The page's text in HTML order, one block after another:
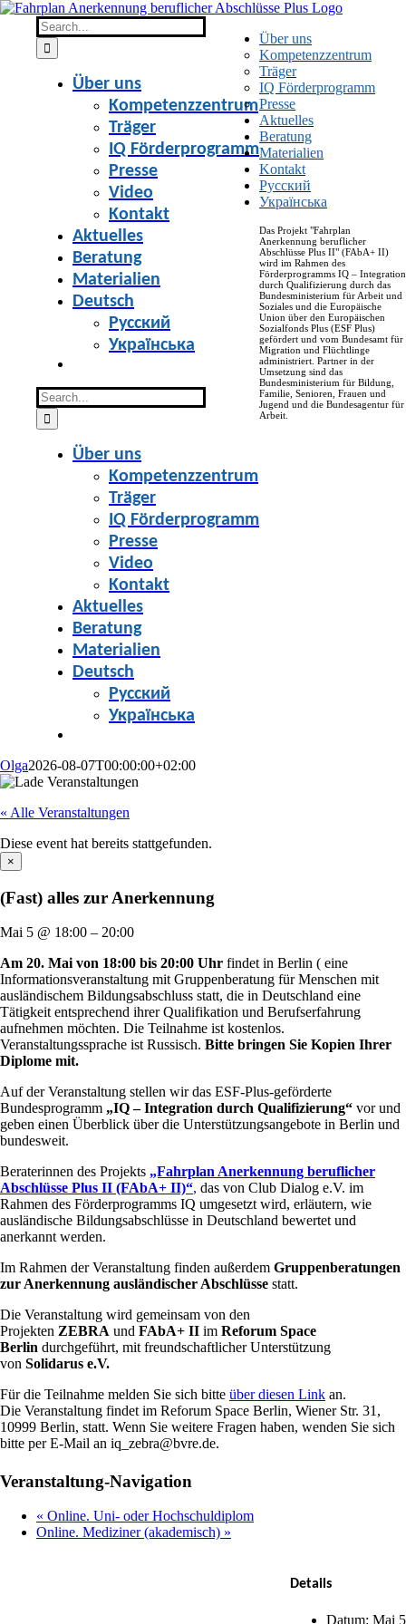
Skip
content
Search
for:
Über uns
Kompetenzzentrum
Träger
IQ Förderprogramm
Presse
Video
Kontakt
Aktuelles
Beratung
Materialien
Deutsch
Русский
Українська
Search
for:
Über uns
Kompetenzzentrum
Träger
IQ Förderprogramm
Presse
Video
Kontakt
Aktuelles
Beratung
Materialien
Deutsch
Русский
Українська
Über uns
Kompetenzzentrum
Träger
IQ Förderprogramm
Presse
Aktuelles
Beratung
Materialien
Kontakt
Русский
Українська
Olga2026-08-07T00:00:00+02:00
« Alle Veranstaltungen
Diese event hat bereits stattgefunden.
×
(Fast) alles zur Anerkennung
Mai 5 @ 18:00 – 20:00
Am 20. Mai von 18:00 bis 20:00 Uhr findet in Berlin ( eine
Informationsveranstaltung mit Gruppenberatung für Menschen mit
ausländischem Bildungsabschluss statt, die in Deutschland eine
Tätigkeit entsprechend ihrer Qualifikation und Berufserfahrung
aufnehmen möchten. Die Teilnahme ist kostenlos.
Veranstaltungssprache ist Russisch. Bitte bringen Sie Kopien Ihrer
Diplome mit.
Auf der Veranstaltung stellen wir das ESF-Plus-geförderte
Bundesprogramm „IQ – Integration durch Qualifizierung“ vor und
geben einen Überblick über die Unterstützungsangebote in Berlin und
bundesweit.
Beraterinnen des Projekts „Fahrplan Anerkennung beruflicher
Abschlüsse Plus II (FAbA+ II)“, das von Club Dialog e.V. im
Rahmen des Förderprogramms IQ umgesetzt wird, erläutern, wie
ausländische Bildungsabschlüsse in Deutschland bewertet und
anerkannt werden.
Im Rahmen der Veranstaltung finden außerdem Gruppenberatungen
zur Anerkennung ausländischer Abschlüsse statt.
Die Veranstaltung wird gemeinsam von den
Projekten ZEBRA und FAbA+ II im Reforum Space
Berlin durchgeführt, mit freundschaftlicher Unterstützung
von Solidarus e.V.
Für die Teilnahme melden Sie sich bitte über diesen Link an.
Die Veranstaltung findet im Reforum Space Berlin, Wiener Str. 31,
10999 Berlin, statt. Wenn Sie weitere Fragen haben, wenden Sie sich
bitte per E-Mail an iq_zebra@bvre.de.
Facebook
X
Bluesky
Reddit
LinkedIn
WhatsApp
Telegram
Tumblr
Xing
Email
Copy
Veranstaltung-Navigation
« Online. Uni- oder Hochschuldiplom
Online. Mediziner (akademisch) »
Details
Datum: Mai 5
Das Projekt "Fahrplan
Anerkennung beruflicher
Abschlüsse Plus II" (FAbA+ II)
wird im Rahmen des
Förderprogramms IQ – Integration
durch Qualifizierung durch das
Bundesministerium für Arbeit und
Soziales und die Europäische
Union über den Europäischen
Sozialfonds Plus (ESF Plus)
gefördert und vom Bundesamt für
Migration und Flüchtlinge
administriert. Partner in der
Umsetzung sind das
Bundesministerium für Bildung,
Familie, Senioren, Frauen und
Jugend und die Bundesagentur für
Arbeit.